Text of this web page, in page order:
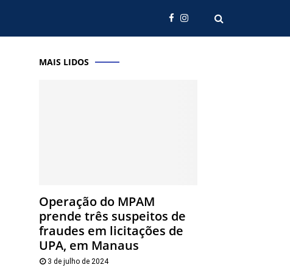
MAIS LIDOS
Operação do MPAM
prende três suspeitos de
fraudes em licitações de
UPA, em Manaus
3 de julho de 2024